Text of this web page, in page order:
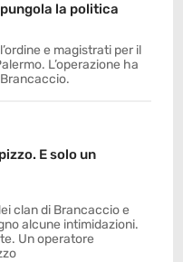
la politica
e magistrati per il
L’operazione ha
E solo un
clan di Brancaccio e
alcune intimidazioni.
Un operatore